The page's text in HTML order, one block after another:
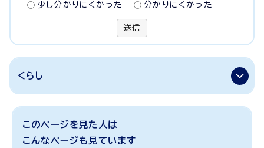
少し分かりにくかった
分かりにくかった
送信
くらし
このページを見た人は
こんなページも見ています